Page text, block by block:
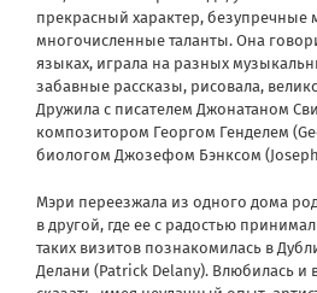
прекрасный характер, безупречные
многочисленные таланты. Она
языках, играла на разных
забавные рассказы, рисовала,
Дружила с писателем Джонатаном
композитором Георгом Генделем
биологом Джозефом Бэнксом
Мэри переезжала из одного дома
в другой, где ее с радостью
таких визитов познакомилась в
Делани (Patrick Delany). Влюбилась и